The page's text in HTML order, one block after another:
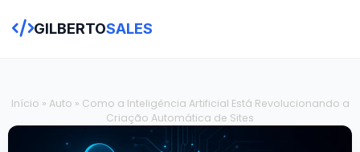
GILBERTOSALES
Início » Auto » Como a Inteligência Artificial Está Revolucionando a
Criação Automática de Sites